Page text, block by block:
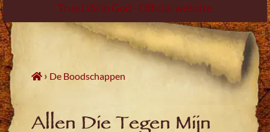
True Life in God - Official website
Skip
to
content
› De Boodschappen
Allen Die Tegen Mijn